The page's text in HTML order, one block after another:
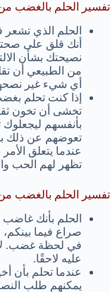
تفسير الحلم بالغضب
الحلم الذي
أنك قلق على
نصيحتك بشأن
من الطبيعي أن
أي شيء غير
إذا كنت تحلم
تخشى أن تخون
بأنفسهم ليجعلوك
تعوضهم عن ذلك
عندما يتعلق
تظهر لهم الحب
تفسير الحلم بالغضب
الحلم بأنك
صراع فيما
في لحظة غضب.
عليه لاحقًا.
عندما تحلم بأن
يمكنهم طلب